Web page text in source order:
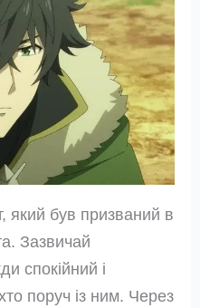
який був призваний в
Зазвичай
спокійний і
поруч із ним. Через